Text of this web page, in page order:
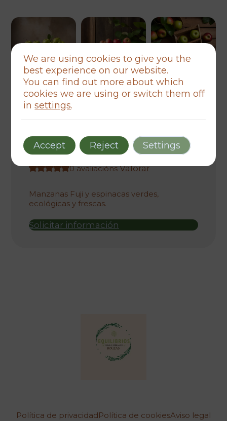
local orgánico saludable
728,00€ O
prezo
era:
728,00 €.
637,00 € O
prezo
é:
0 avaliaciónsValorar
Manzanas Fuji y espinacas verdes,
ecológicas y frescas.
Solicitar información
Política de privacidadPolítica de cookiesAviso legal
We are using cookies to give you the
best experience on our website.
You can find out more about which
cookies we are using or switch them off
insettings.
Accept Reject Settings